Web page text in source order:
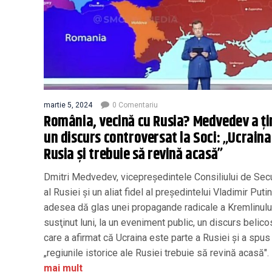
martie 5, 2024 0 Comentariu
România, vecină cu Rusia? Medvedev a
un discurs controversat la Soci:
Rusia şi trebuie să revină acasă”
Dmitri Medvedev, vicepreşedintele Consiliului de
al Rusiei şi un aliat fidel al preşedintelui Vladimir
adesea dă glas unei propagande radicale a
susţinut luni, la un eveniment public, un discurs
care a afirmat că Ucraina este parte a Rusiei şi a
„regiunile istorice ale Rusiei trebuie să revină acasă".
mai mult